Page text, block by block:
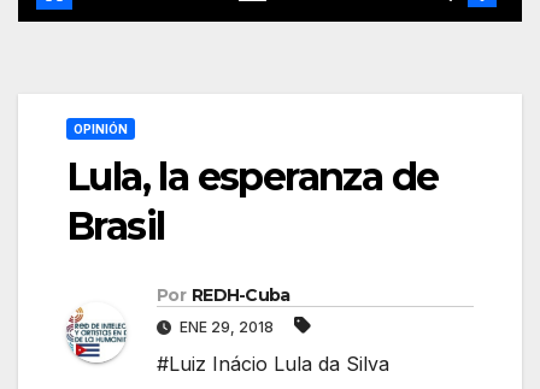
OPINIÓN
Lula, la esperanza de
Brasil
Por REDH-Cuba
ENE 29, 2018
#Luiz Inácio Lula da Silva